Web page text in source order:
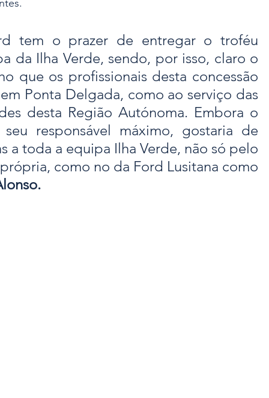
tem o prazer de entregar o troféu
da Ilha Verde, sendo, por isso, claro o
que os profissionais desta concessão
Ponta Delgada, como ao serviço das
desta Região Autónoma. Embora o
responsável máximo, gostaria de
a toda a equipa Ilha Verde, não só pelo
como no da Ford Lusitana como